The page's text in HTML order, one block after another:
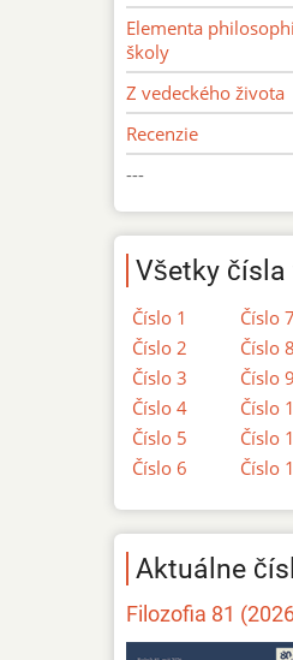
Elementa
školy
Z vedeckého života
Recenzie
---
Všetky čísla
Číslo 1
Číslo 2
Číslo 3
Číslo 4
Číslo 5
Číslo 6
Číslo 7
Číslo 8
Číslo 9
Číslo
Číslo
Číslo
Aktuálne
Filozofia 81